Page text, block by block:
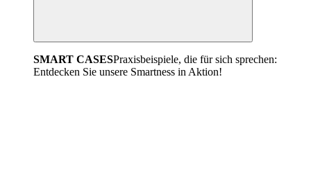
SMART CASESPraxisbeispiele, die für sich sprechen:
Entdecken Sie unsere Smartness in Aktion!